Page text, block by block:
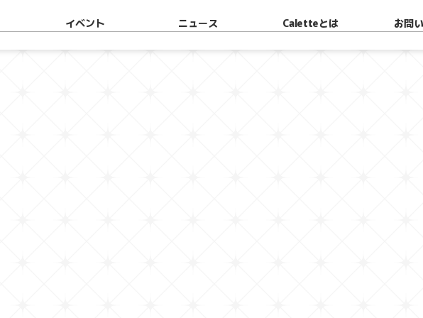
イベント ニュース Caletteとは お問